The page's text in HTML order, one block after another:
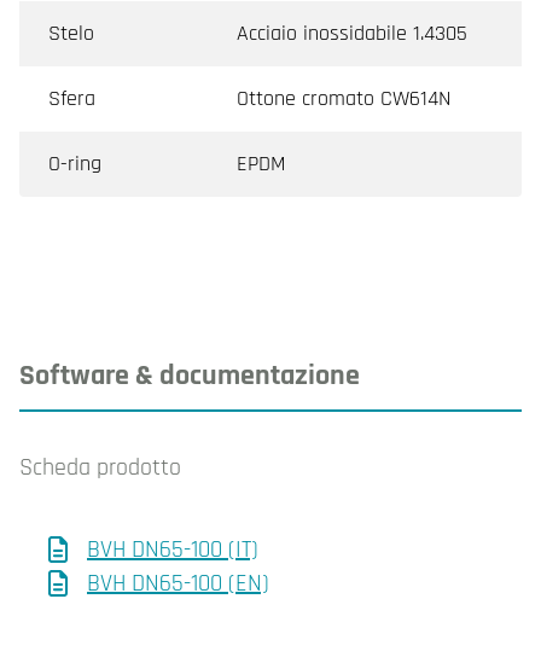
Stelo Acciaio inossidabile 1.4305
Sfera Ottone cromato CW614N
O-ring EPDM
Software & documentazione
Scheda prodotto
BVH DN65-100 (IT)
BVH DN65-100 (EN)